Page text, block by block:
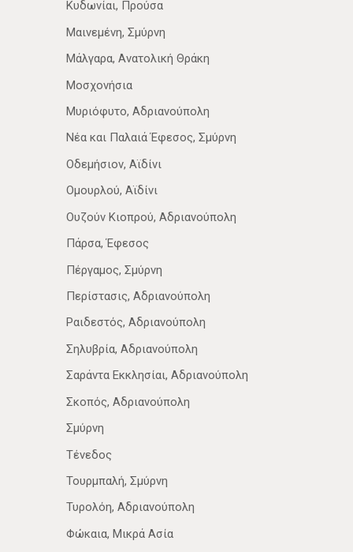
Κυδωνίαι, Προύσα
Μαινεμένη, Σμύρνη
Μάλγαρα, Ανατολική Θράκη
Μοσχονήσια
Μυριόφυτο, Αδριανούπολη
Νέα­ και Παλαιά Έφεσος, Σμύρνη
Οδεμήσιον, Αϊδίνι
Ομουρλού, Αϊδίνι
Ουζούν Κιοπρού, Αδριανούπολη
Πάρσα, Έφεσος
Πέργαμος, Σμύρνη
Περίστασις, Αδριανούπολη
Ραιδεστός, Αδριανούπολη
Σηλυβρία, Αδριανούπολη
Σαράντα Εκκλησίαι, Αδριανούπολη
Σκοπός, Αδριανούπολη
Σμύρνη
Τένεδος
Τουρμπαλή, Σμύρνη
Τυρολόη, Αδριανούπολη
Φώκαια, Μικρά Ασία